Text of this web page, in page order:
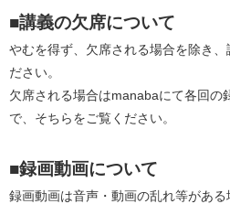
■講義の欠席について
やむを得ず、欠席される場合を除き、
ださい。
欠席される場合はmanabaにて各回の
で、そちらをご覧ください。
■録画動画について
録画動画は音声・動画の乱れ等がある